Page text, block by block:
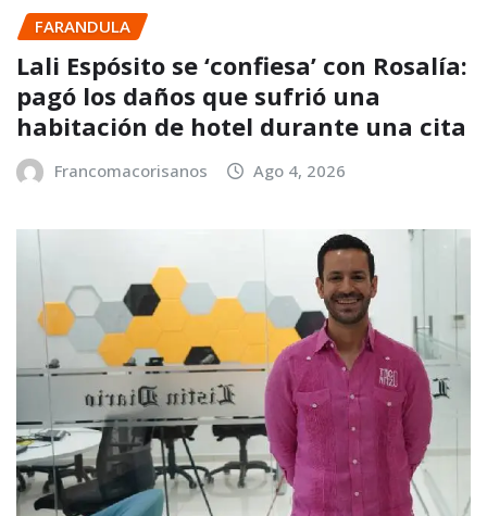
FARANDULA
Lali Espósito se ‘confiesa’ con Rosalía:
pagó los daños que sufrió una
habitación de hotel durante una cita
Francomacorisanos Ago 4, 2026